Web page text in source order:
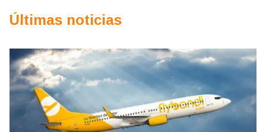
Últimas noticias